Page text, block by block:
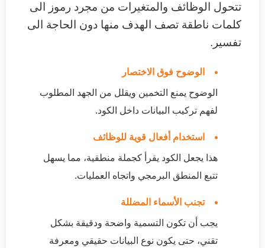
تتحول الوظائف والمتغيرات من مجرد رموز الى
كلمات ناطقة تصف الهدف منها دون الحاجة الى
تفسير.
الوضوح فوق الاختصار
الوضوح يمنع التخمين ويقلل من الجهد المطلوب
لفهم تركيب البيانات داخل الكود.
استخدام أفعال قوية للوظائف
هذا يجعل الكود يقرأ كجملة منطقية، مما يسهل
تتبع المنطق البرمجي واتجاه العمليات.
تجنب الأسماء المضللة
يجب أن تكون التسمية واضحة ودقيقة بشكل
تقني، حتى يكون نوع البيانات حقيقي ومعرفة